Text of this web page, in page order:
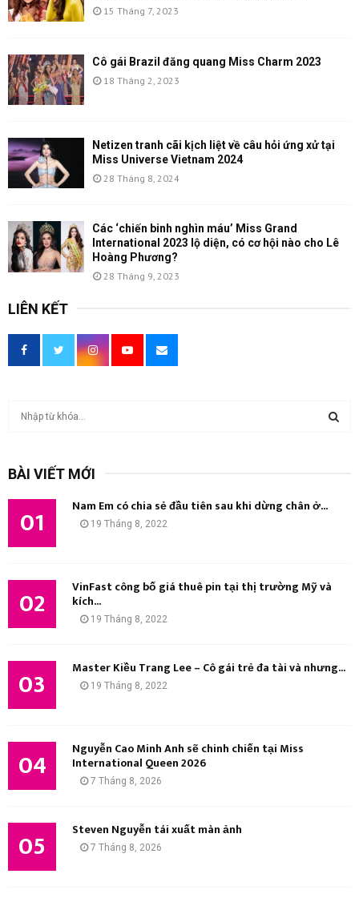
15 Tháng 7, 2023
Cô gái Brazil đăng quang Miss Charm 2023
18 Tháng 2, 2023
Netizen tranh cãi kịch liệt về câu hỏi ứng xử tại
Miss Universe Vietnam 2024
28 Tháng 8, 2024
Các ‘chiến binh nghìn máu’ Miss Grand
International 2023 lộ diện, có cơ hội nào cho Lê
Hoàng Phương?
28 Tháng 9, 2023
LIÊN KẾT
iBÀI VIẾT MỚI
01 Nam Em có chia sẻ đầu tiên sau khi dừng chân ở...
19 Tháng 8, 2022
02 VinFast công bố giá thuê pin tại thị trường Mỹ và
kích...
19 Tháng 8, 2022
03 Master Kiều Trang Lee – Cô gái trẻ đa tài và nhưng...
19 Tháng 8, 2022
04 Nguyễn Cao Minh Anh sẽ chinh chiến tại Miss
International Queen 2026
7 Tháng 8, 2026
05 Steven Nguyễn tái xuất màn ảnh
7 Tháng 8, 2026